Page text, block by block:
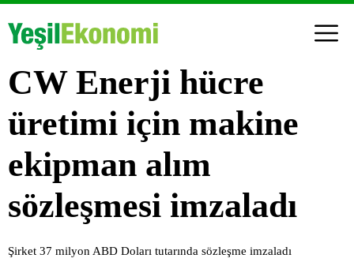
CW Enerji hücre
üretimi için makine
ekipman alım
sözleşmesi imzaladı
Şirket 37 milyon ABD Doları tutarında sözleşme imzaladı